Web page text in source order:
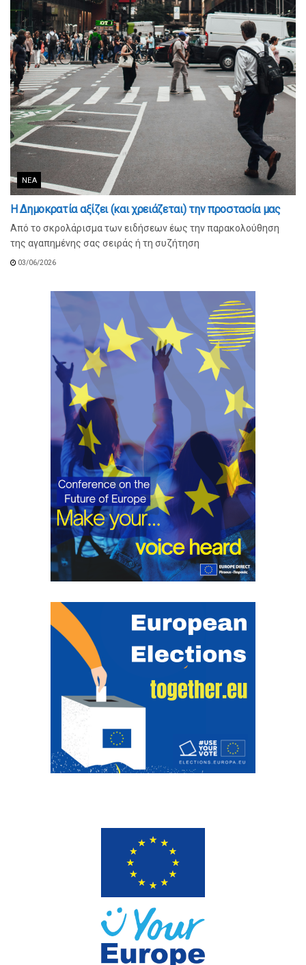
ΝΈΑ
Η Δημοκρατία αξίζει (και χρειάζεται) την προστασία μας
Από το σκρολάρισμα των ειδήσεων έως την παρακολούθηση
της αγαπημένης σας σειράς ή τη συζήτηση
03/06/2026